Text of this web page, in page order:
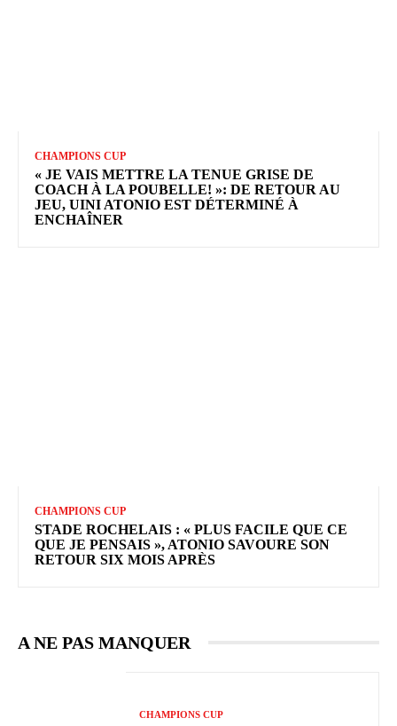
CHAMPIONS CUP
« JE VAIS METTRE LA TENUE GRISE DE
COACH À LA POUBELLE! »: DE RETOUR AU
JEU, UINI ATONIO EST DÉTERMINÉ À
ENCHAÎNER
CHAMPIONS CUP
STADE ROCHELAIS : « PLUS FACILE QUE CE
QUE JE PENSAIS », ATONIO SAVOURE SON
RETOUR SIX MOIS APRÈS
A NE PAS MANQUER
CHAMPIONS CUP